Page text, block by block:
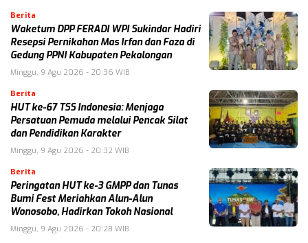
Berita
Waketum DPP FERADI WPI Sukindar Hadiri
Resepsi Pernikahan Mas Irfan dan Faza di
Gedung PPNI Kabupaten Pekalongan
Minggu, 9 Agu 2026 - 20:36 WIB
Berita
HUT ke-67 TSS Indonesia: Menjaga
Persatuan Pemuda melalui Pencak Silat
dan Pendidikan Karakter
Minggu, 9 Agu 2026 - 20:32 WIB
Berita
Peringatan HUT ke-3 GMPP dan Tunas
Bumi Fest Meriahkan Alun-Alun
Wonosobo, Hadirkan Tokoh Nasional
Minggu, 9 Agu 2026 - 20:28 WIB